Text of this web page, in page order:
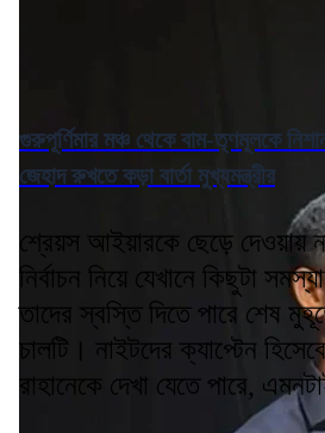
গুরুপূর্ণিমার মঞ্চ থেকে বাম-তৃণমূলকে
জেহাদ রুখতে কড়া বার্তা মুখ্যমন্ত্রীর
শ্রেয়স আইয়ারকে ছেড়ে দেওয়ায়
নির্বাচন নিয়ে যেখানে কিছুটা
তাদের স্বস্তি দিতে পারে শেষ
চালটি। নাইটদের ক্যাপ্টেন
রাহানেকে দেখা যেতে পারে,